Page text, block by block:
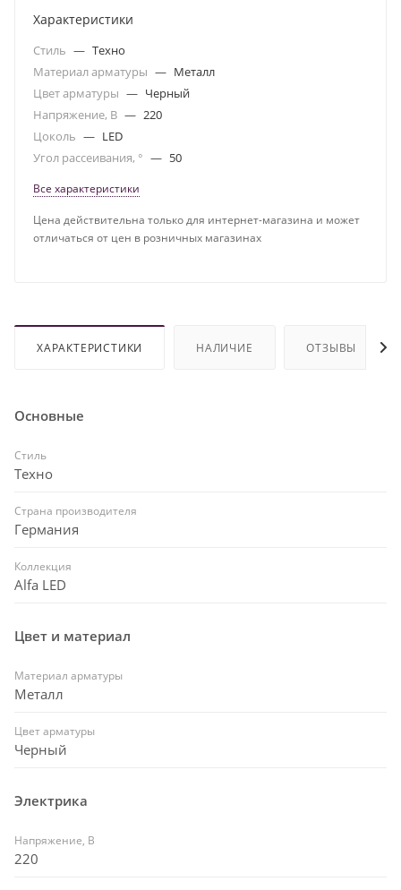
Характеристики
Стиль — Техно
Материал арматуры — Металл
Цвет арматуры — Черный
Напряжение, В — 220
Цоколь — LED
Угол рассеивания, ° — 50
Все характеристики
Цена действительна только для интернет-магазина и может
отличаться от цен в розничных магазинах
ХАРАКТЕРИСТИКИ НАЛИЧИЕ ОТЗЫВЫ
Основные
Стиль
Техно
Страна производителя
Германия
Коллекция
Alfa LED
Цвет и материал
Материал арматуры
Металл
Цвет арматуры
Черный
Электрика
Напряжение, В
220